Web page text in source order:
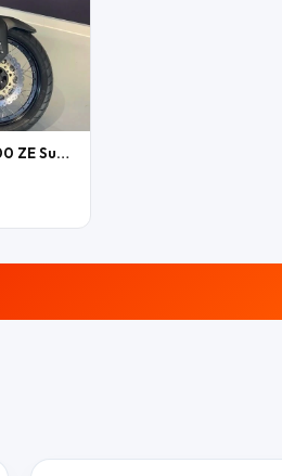
Yamaha XTZ 1200 ZE Super Tenere